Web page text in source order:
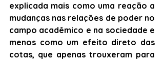
explicada mais como uma reação a
mudanças nas relações de poder no
campo acadêmico e na sociedade e
menos como um efeito direto das
cotas, que apenas trouxeram para